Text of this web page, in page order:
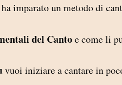
ha imparato un metodo di
del Cantoe come li
vuoi iniziare a cantare in